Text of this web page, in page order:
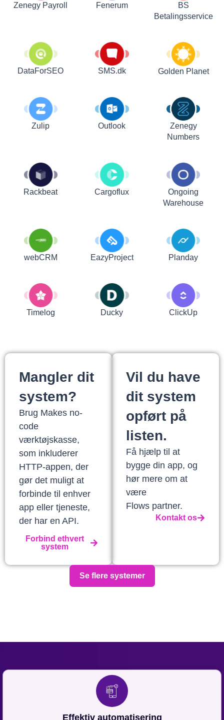
Zenegy Payroll Fenerum
BS
Betalingsservice
DataForSEO SMS.dk Golden Planet
Zulip Outlook
Zenegy
Numbers
Rackbeat Cargoflux
Ongoing
Warehouse
webCRM EazyProject Planday
Timelog Ducky ClickUp
Mangler dit
system?
Brug Makes no-
code
værktøjskasse,
som inkluderer
HTTP-appen, der
gør det muligt at
forbinde til enhver
app eller tjeneste,
der har en API.
Forbind ethvert
system
Vil du have
dit system
opført på
listen.
Få hjælp til at
bygge din app, og
hør mere om at
være
Flows partner.
Kontakt os
Se flere systemer
Effektiv automatisering